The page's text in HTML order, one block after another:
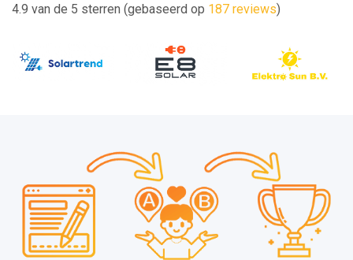
4.9 van de 5 sterren (gebaseerd op 187 reviews)